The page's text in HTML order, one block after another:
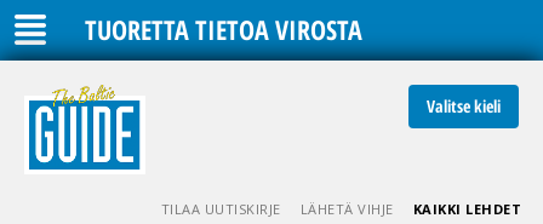
TUORETTA TIETOA VIROSTA
Valitse kieli
TILAA UUTISKIRJE LÄHETÄ VIHJE KAIKKI LEHDET